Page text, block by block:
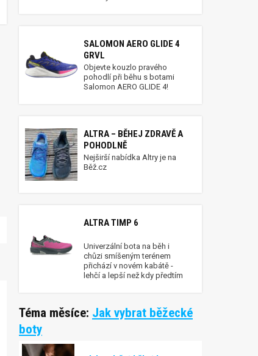
SALOMON AERO GLIDE 4
GRVL
Objevte kouzlo pravého
pohodlí při běhu s botami
Salomon AERO GLIDE 4!
ALTRA – BĚHEJ ZDRAVĚ A
POHODLNĚ
Nejširší nabídka Altry je na
Běž.cz
ALTRA TIMP 6
Univerzální bota na běh i
chůzi smíšeným terénem
přichází v novém kabátě -
lehčí a lepší než kdy předtím
Téma měsíce: Jak vybrat běžecké
boty